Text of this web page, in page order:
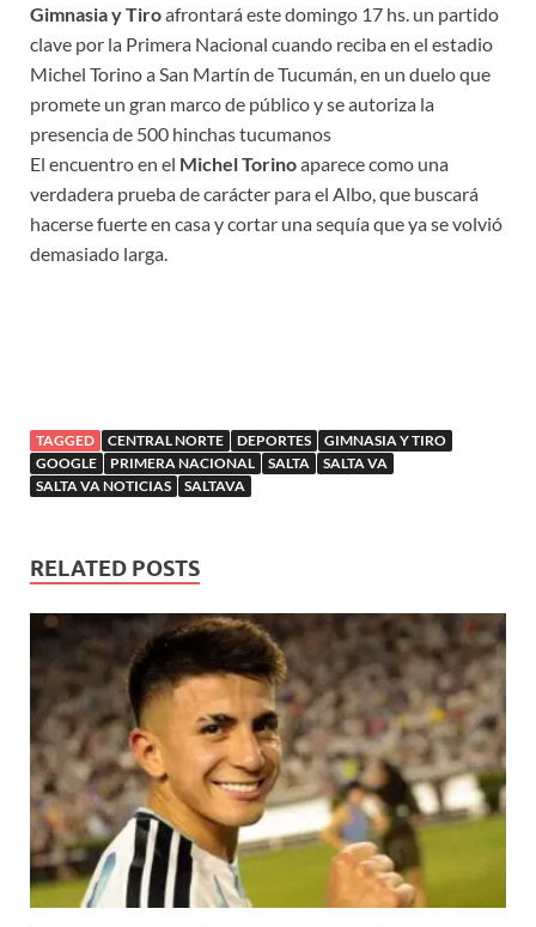
Gimnasia y Tiroafrontará este domingo 17 hs. un partido
clave por la Primera Nacional cuando reciba en el estadio
Michel Torino a San Martín de Tucumán, en un duelo que
promete un gran marco de público y se autoriza la
presencia de 500 hinchas tucumanos
El encuentro en el Michel Torinoaparece como una
verdadera prueba de carácter para el Albo, que buscará
hacerse fuerte en casa y cortar una sequía que ya se volvió
demasiado larga.
TAGGED CENTRAL NORTE DEPORTES
GIMNASIA Y TIRO
GOOGLE
PRIMERA NACIONAL SALTA
SALTA VA
SALTA VA NOTICIAS
SALTAVA
RELATED POSTS